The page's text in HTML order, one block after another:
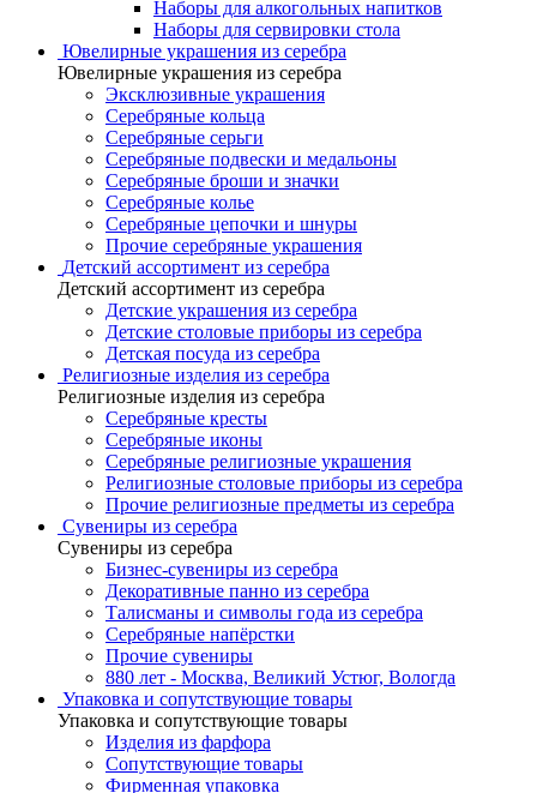
Наборы для алкогольных напитков
Наборы для сервировки стола
Ювелирные украшения из серебра
Ювелирные украшения из серебра
Эксклюзивные украшения
Серебряные кольца
Серебряные серьги
Серебряные подвески и медальоны
Серебряные броши и значки
Серебряные колье
Серебряные цепочки и шнуры
Прочие серебряные украшения
Детский ассортимент из серебра
Детский ассортимент из серебра
Детские украшения из серебра
Детские столовые приборы из серебра
Детская посуда из серебра
Религиозные изделия из серебра
Религиозные изделия из серебра
Серебряные кресты
Серебряные иконы
Серебряные религиозные украшения
Религиозные столовые приборы из серебра
Прочие религиозные предметы из серебра
Сувениры из серебра
Сувениры из серебра
Бизнес-сувениры из серебра
Декоративные панно из серебра
Талисманы и символы года из серебра
Серебряные напёрстки
Прочие сувениры
880 лет - Москва, Великий Устюг, Вологда
Упаковка и сопутствующие товары
Упаковка и сопутствующие товары
Изделия из фарфора
Сопутствующие товары
Фирменная упаковка